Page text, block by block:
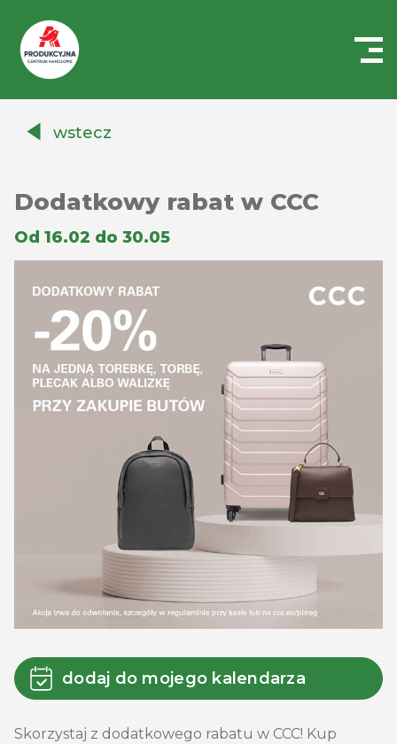
Auchanwstecz
Dodatkowy rabat w CCC
Od 16.02 do 30.05
dodaj do mojego kalendarza
Skorzystaj z dodatkowego rabatu w CCC! Kup